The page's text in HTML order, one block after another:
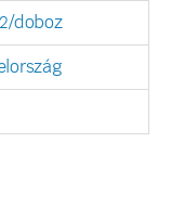
doboz